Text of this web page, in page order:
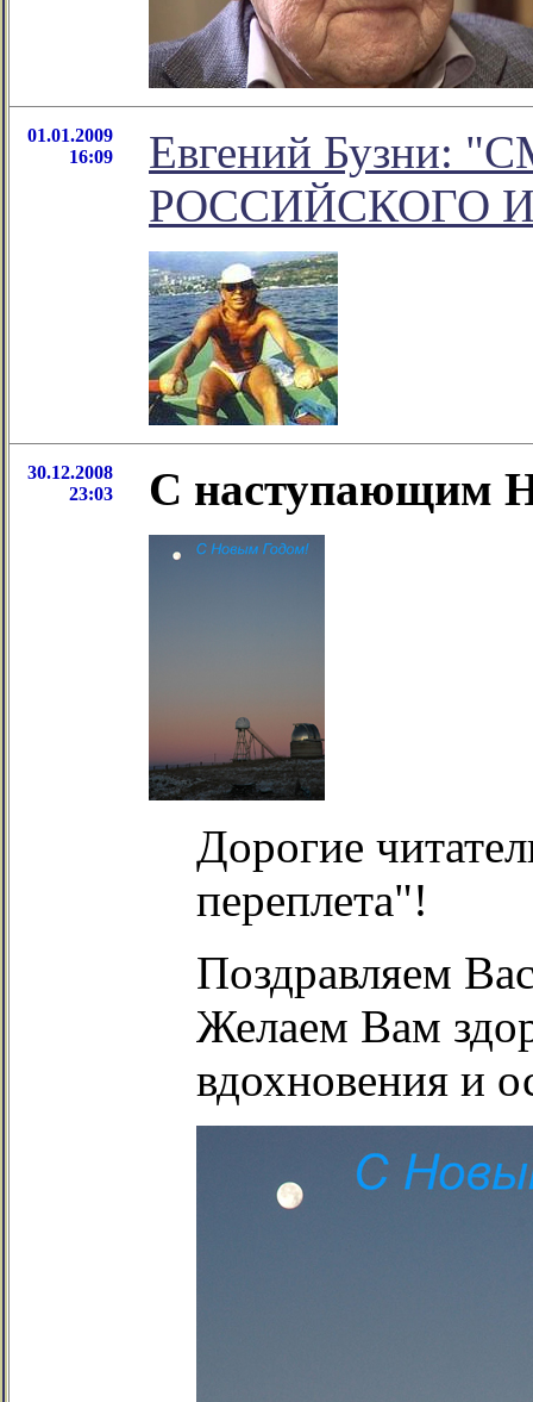
01.01.2009
16:09
Евгений Бузни:
РОССИЙСКОГО
30.12.2008
23:03
С наступающим
Дорогие
переплета"!
Поздравляем
Желаем Вам
вдохновения и